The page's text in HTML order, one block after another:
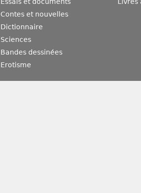
Essais et documents
Contes et nouvelles
Dictionnaire
Sciences
Bandes dessinées
Erotisme
Livres